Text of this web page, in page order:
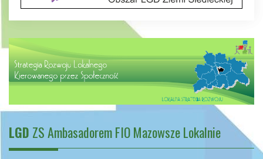
LGD ZS Ambasadorem FIO Mazowsze Lokalnie